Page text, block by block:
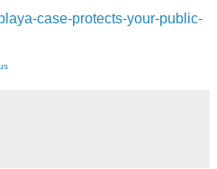
case-protects-your-public-